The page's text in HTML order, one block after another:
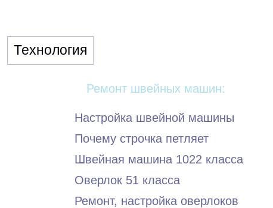
Технология
Ремонт швейных машин:
Настройка швейной машины
Почему строчка петляет
Швейная машина 1022 класса
Оверлок 51 класса
Ремонт, настройка оверлоков